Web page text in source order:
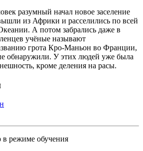
разумный начал новое заселение
из Африки и расселились по всей
А потом забрались даже в
учёные называют
грота Кро-Маньон во Франции,
обнаружили. У этих людей уже была
кроме деления на расы.
режиме обучения